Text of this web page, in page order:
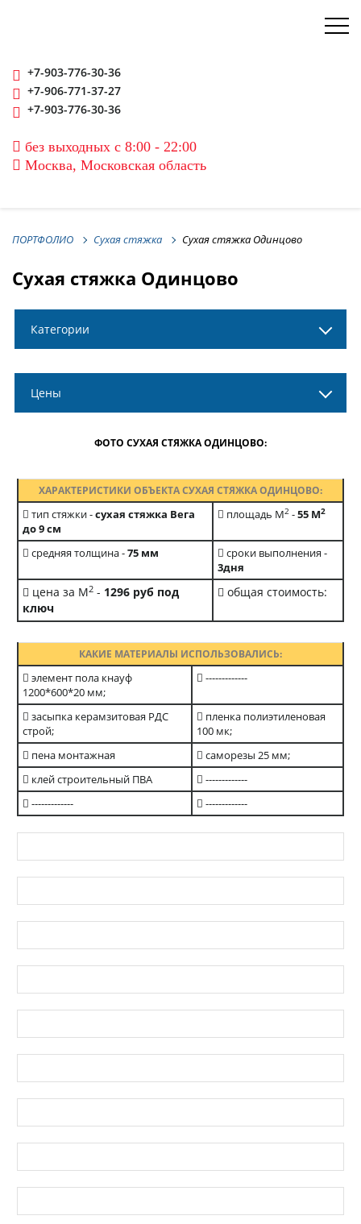
+7-903-776-30-36
+7-906-771-37-27
+7-903-776-30-36
без выходных с 8:00 - 22:00
Москва, Московская область
ПОРТФОЛИО Сухая стяжка Сухая стяжка Одинцово
Сухая стяжка Одинцово
Категории
Цены
ФОТО СУХАЯ СТЯЖКА ОДИНЦОВО:
ХАРАКТЕРИСТИКИ ОБЪЕКТА СУХАЯ СТЯЖКА ОДИНЦОВО:
тип стяжки -сухая стяжка Вега
до 9 см
площадь М2 -55 М2
средняя толщина -75 мм
сроки выполнения -
3дня
цена за М2 - 1296 руб под
ключ
общая стоимость:
КАКИЕ МАТЕРИАЛЫ ИСПОЛЬЗОВАЛИСЬ:
элемент пола кнауф
1200*600*20 мм;
-------------
засыпка керамзитовая РДС
строй;
пленка полиэтиленовая
100 мк;
пена монтажная
саморезы 25 мм;
клей строительный ПВА
-------------
-------------
-------------